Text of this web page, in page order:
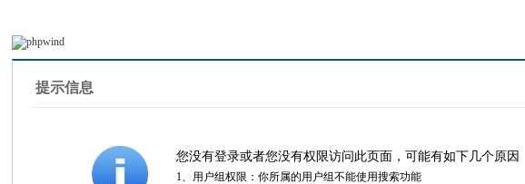
提示信息
您没有登录或者您没有权限访问此页面，可能有如下几个原因
1、用户组权限：你所属的用户组不能使用搜索功能